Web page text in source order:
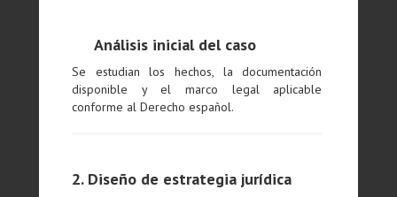
Análisis inicial del caso
Se estudian los hechos, la documentación
disponible y el marco legal aplicable
conforme al Derecho español.
2. Diseño de estrategia jurídica